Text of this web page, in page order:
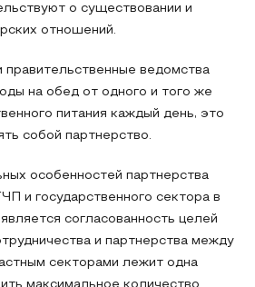
о существовании и
отношений.
ведомства
на обед от одного и того же
питания каждый день, это
собой партнерство.
особенностей партнерства
и государственного сектора в
согласованность целей
и партнерства между
секторами лежит одна